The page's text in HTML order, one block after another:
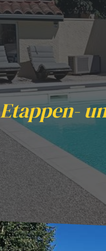
Etappen-